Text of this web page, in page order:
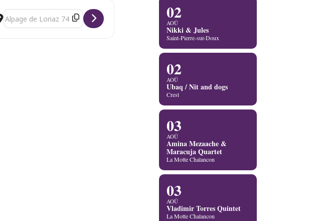
Destination Address - Awa Ly [UDqDnwlvV] 02
AOÛ
Nikki & Jules
Saint-Pierre-sur-Doux
02
AOÛ
Ubaq / Nit and dogs
Crest
03
AOÛ
Amina Mezaache &
Maracuja Quartet
La Motte Chalancon
03
AOÛ
Vladimir Torres Quintet
La Motte Chalancon